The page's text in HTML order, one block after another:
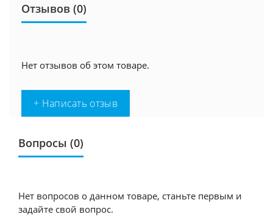
Отзывов (0)
Нет отзывов об этом товаре.
+ Написать отзыв
Вопросы (0)
Нет вопросов о данном товаре, станьте первым и
задайте свой вопрос.